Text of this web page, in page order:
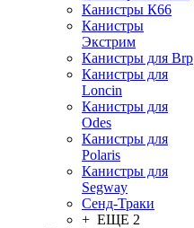
Канистры К66
Канистры
Экстрим
Канистры для Brp
Канистры для
Loncin
Канистры для
Odes
Канистры для
Polaris
Канистры для
Segway
Сенд-Траки
+ ЕЩЕ 2